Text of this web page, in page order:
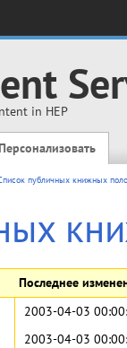
in HEP
публичных книжных
Последнее
2003-04-03
2003-04-03